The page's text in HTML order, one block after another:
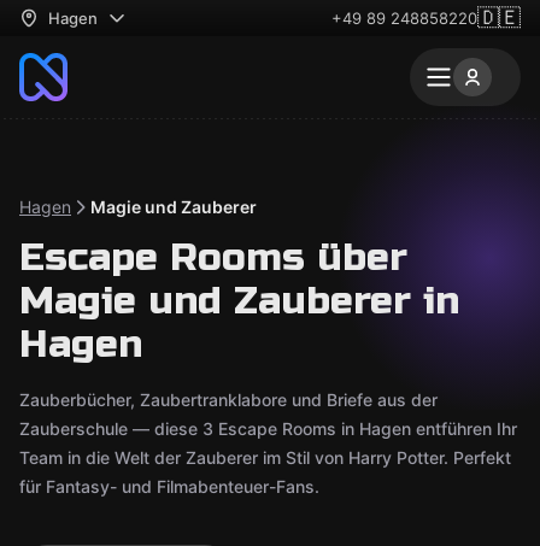
Hagen +49 89 248858220🇩🇪
Hagen Magie und Zauberer
Escape Rooms über
Magie und Zauberer in
Hagen
Zauberbücher, Zaubertranklabore und Briefe aus der
Zauberschule — diese 3 Escape Rooms in Hagen entführen Ihr
Team in die Welt der Zauberer im Stil von Harry Potter. Perfekt
für Fantasy- und Filmabenteuer-Fans.